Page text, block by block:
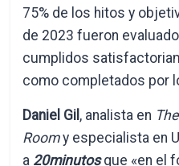
75% de los hitos y
de 2023 fueron
cumplidos
como completados por
Daniel Gil , analista en
Roomy especialista en
a 20minutosque «en el